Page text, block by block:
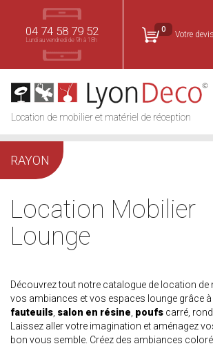
Location de mobilier et matériel de réception
04 74 58 79 52
Lundi au vendredi de 9h à 18h
0 Votre devis
RAYON
Location Mobilier
Lounge
Découvrez tout notre catalogue de location de
vos ambiances et vos espaces lounge grâce à
fauteuils salon en résine poufs carré,
Laissez aller votre imagination et aménagez
bon vous semble. Créez des ambiances